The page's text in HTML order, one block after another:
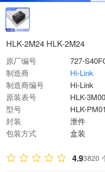
HLK-2M24 HLK-2M24
原厂编号
727-
制造商
Hi-Link
制造商编号
Hi-Link
原装表号
HLK-
型号
HLK-PM01
封装
泄件
包装方式
盒装
4.93820